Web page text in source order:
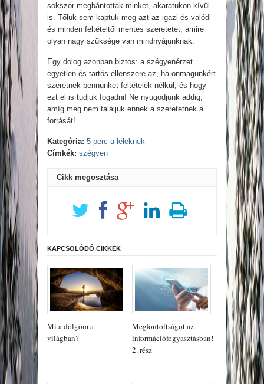
sokszor megbántottak minket, akaratukon kívül
is. Tőlük sem kaptuk meg azt az igazi és valódi
és minden feltételtől mentes szeretetet, amire
olyan nagy szüksége van mindnyájunknak.
Egy dolog azonban biztos: a szégyenérzet
egyetlen és tartós ellenszere az, ha önmagunkért
szeretnek bennünket feltételek nélkül, és hogy
ezt el is tudjuk fogadni! Ne nyugodjunk addig,
amíg meg nem találjuk ennek a szeretetnek a
forrását!
Kategória: 5 perc a léleknek
Címkék: szégyen
Cikk megosztása
KAPCSOLÓDÓ CIKKEK
Mi a dolgom a
világban?
Megfontoltságot az
információfogyasztásban!
2. rész